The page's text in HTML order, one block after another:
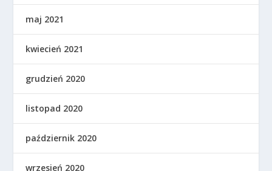
maj 2021
kwiecień 2021
grudzień 2020
listopad 2020
październik 2020
wrzesień 2020